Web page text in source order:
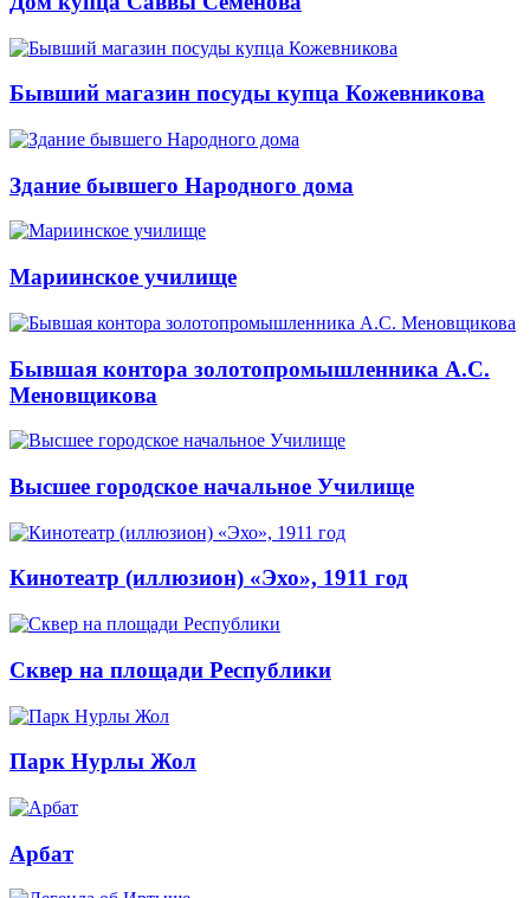
Бывший магазин посуды купца Кожевникова
Здание бывшего Народного дома
Мариинское училище
Бывшая контора золотопромышленника А.С.
Меновщикова
Высшее городское начальное Училище
Кинотеатр (иллюзион) «Эхо», 1911 год
Сквер на площади Республики
Парк Нурлы Жол
Арбат